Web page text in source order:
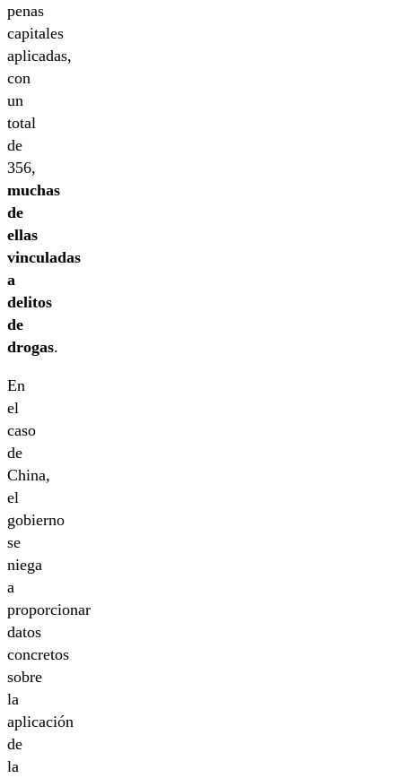
penas
capitales
aplicadas,
con
un
total
de
356,
muchas
de
ellas
vinculadas
a
delitos
de
drogas.
En
el
caso
de
China,
el
gobierno
se
niega
a
proporcionar
datos
concretos
sobre
la
aplicación
de
la